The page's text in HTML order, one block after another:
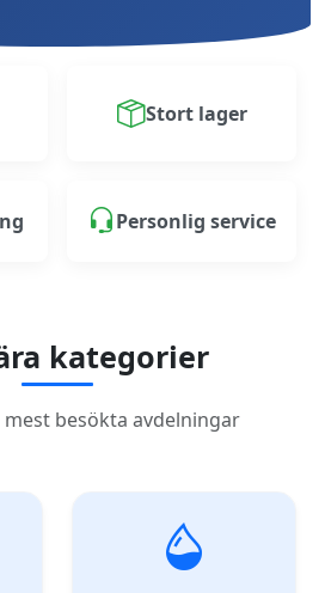
Stort lager
Personlig service
kategorier
besökta avdelningar